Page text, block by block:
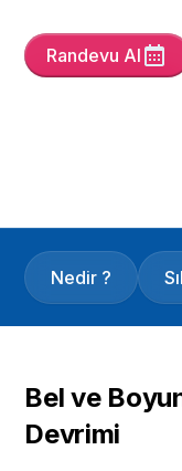
Randevu Al
Nedir ?
Bel ve
Devrimi